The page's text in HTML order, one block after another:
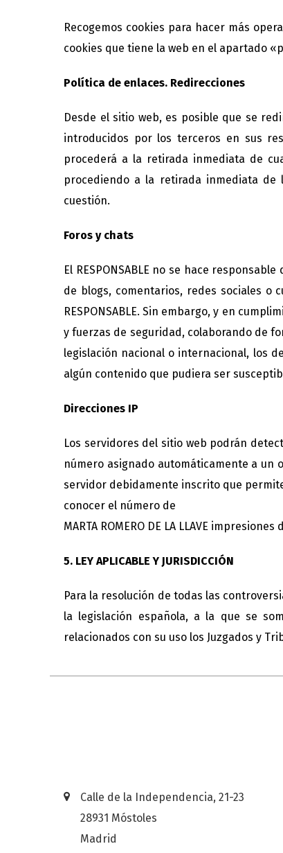
Recogemos cookies para hacer más
cookies que tiene la web en el apartado
Política de enlaces. Redirecciones
Desde el sitio web, es posible que se
introducidos por los terceros en sus
procederá a la retirada inmediata de
procediendo a la retirada inmediata
cuestión.
Foros y chats
El RESPONSABLE no se hace
de blogs, comentarios, redes sociales
RESPONSABLE. Sin embargo, y en
y fuerzas de seguridad, colaborando de
legislación nacional o internacional, los
algún contenido que pudiera ser
Direcciones IP
Los servidores del sitio web podrán
número asignado automáticamente a
servidor debidamente inscrito que
conocer el número de
MARTA ROMERO DE LA LLAVE
5. LEY APLICABLE Y JURISDICCIÓN
Para la resolución de todas las
la legislación española, a la que se
relacionados con su uso los Juzgados y
Calle de la Independencia, 21-23
28931 Móstoles
Madrid